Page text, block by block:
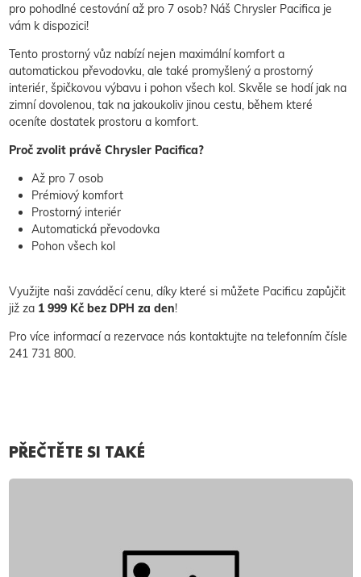
pro pohodlné cestování až pro 7 osob? Náš Chrysler Pacifica je
vám k dispozici!
Tento prostorný vůz nabízí nejen maximální komfort a
automatickou převodovku, ale také promyšlený a prostorný
interiér, špičkovou výbavu i pohon všech kol. Skvěle se hodí jak na
zimní dovolenou, tak na jakoukoliv jinou cestu, během které
oceníte dostatek prostoru a komfort.
Proč zvolit právě Chrysler Pacifica?
Až pro 7 osob
Prémiový komfort
Prostorný interiér
Automatická převodovka
Pohon všech kol
Využijte naši zaváděcí cenu, díky které si můžete Pacificu zapůjčit
již za 1 999 Kč bez DPH za den!
Pro více informací a rezervace nás kontaktujte na telefonním čísle
241 731 800.
PŘEČTĚTE SI TAKÉ